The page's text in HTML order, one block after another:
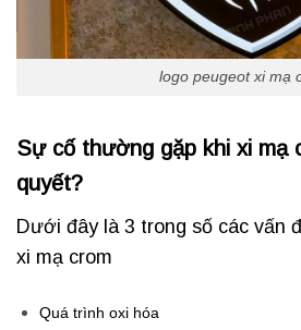
logo peugeot xi mạ
Sự cố thường gặp khi xi mạ
quyết?
Dưới đây là 3 trong số các vấn
xi mạ crom
Quá trình oxi hóa